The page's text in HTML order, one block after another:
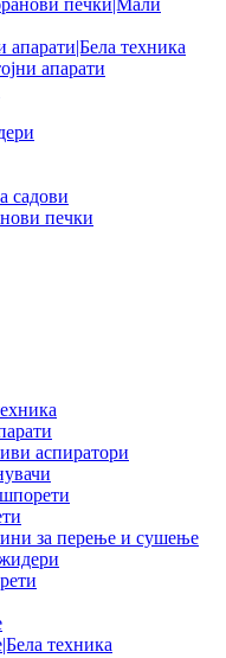
апарати|Бела техника
апарати
садови
печки
аспиратори
за перење и сушење
техника